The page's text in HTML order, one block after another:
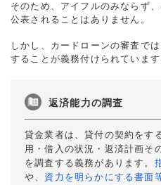
そのため、アイフルのみならず
公表されることはありません。
しかし、カードローンの審査で
することが義務付けられています
返済能力の調査
貸金業者は、貸付の契約をす
用・借入の状況・返済計画そ
を調査する義務があります。
や、 資力を明らかにする書面